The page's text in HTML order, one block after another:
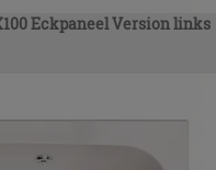
Eckpaneel Version links